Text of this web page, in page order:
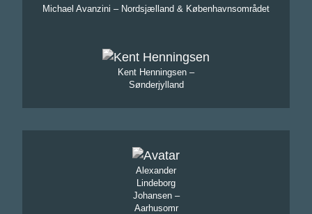
Michael Avanzini – Nordsjælland & Københavnsområdet
Kent Henningsen –
Sønderjylland
Alexander
Lindeborg
Johansen –
Aarhusomr